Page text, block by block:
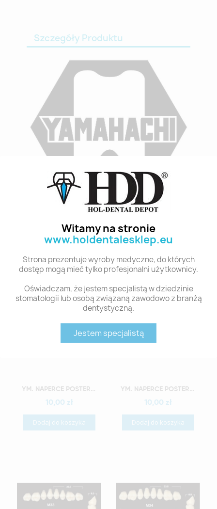
Witamy na stronie
www.holdentalesklep.eu
Strona prezentuje wyroby medyczne, do których
dostęp mogą mieć tylko profesjonalni użytkownicy.
Oświadczam, że jestem specjalistą w dziedzinie
stomatologii lub osobą związaną zawodowo z branżą
dentystyczną.
Jestem specjalistą
Szczegóły Produktu
A2 M32G 8
Polecane produkty z tej kategorii
Szybki podgląd YM. NAPERCE POSTERIOR - AKRYLOWE ZĘBY SZTUCZNE - A2-M28G
10,00 zł
Dodaj do koszyka
Szybki podgląd YM. NAPERCE POSTERIOR - AKRYLOWE ZĘBY SZTUCZNE - A2-M30G
10,00 zł
Dodaj do koszyka